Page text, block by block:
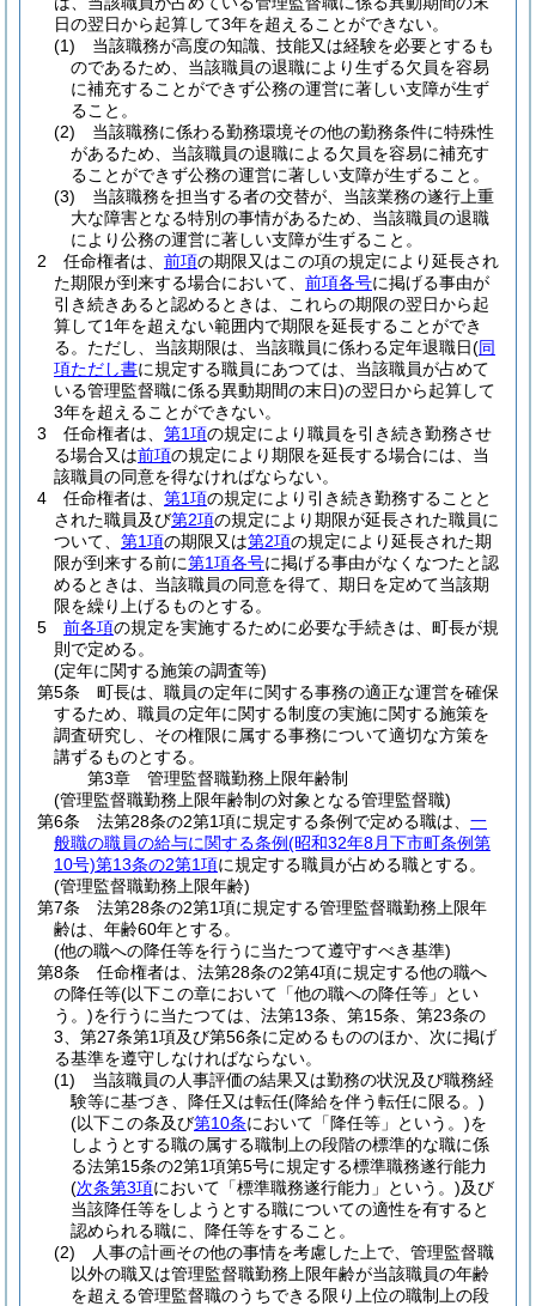
日の翌日から起算して3年を超えることができない。
(1)
当該職務が高度の知識、技能又は経験を必要とするも
のであるため、当該職員の退職により生ずる欠員を容易
に補充することができず公務の運営に著しい支障が生ず
ること。
(2)
当該職務に係わる勤務環境その他の勤務条件に特殊性
があるため、当該職員の退職による欠員を容易に補充す
ることができず公務の運営に著しい支障が生ずること。
(3)
当該職務を担当する者の交替が、当該業務の遂行上重
大な障害となる特別の事情があるため、当該職員の退職
により公務の運営に著しい支障が生ずること。
2
任命権者は、 前項の期限又はこの項の規定により延長され
た期限が到来する場合において、 前項各号に掲げる事由が
引き続きあると認めるときは、これらの期限の翌日から起
算して1年を超えない範囲内で期限を延長することができ
る。 ただし、当該期限は、当該職員に係わる定年退職日(同
項ただし書に規定する職員にあつては、当該職員が占めて
いる管理監督職に係る異動期間の末日)の翌日から起算して
3年を超えることができない。
3
任命権者は、 第1項の規定により職員を引き続き勤務させ
る場合又は前項の規定により期限を延長する場合には、当
該職員の同意を得なければならない。
4
任命権者は、 第1項の規定により引き続き勤務することと
された職員及び第2項の規定により期限が延長された職員に
ついて、 第1項の期限又は第2項の規定により延長された期
限が到来する前に第1項各号に掲げる事由がなくなつたと認
めるときは、当該職員の同意を得て、期日を定めて当該期
限を繰り上げるものとする。
5
前各項の規定を実施するために必要な手続きは、町長が規
則で定める。
(定年に関する施策の調査等)
第5条
町長は、職員の定年に関する事務の適正な運営を確保
するため、職員の定年に関する制度の実施に関する施策を
調査研究し、その権限に属する事務について適切な方策を
講ずるものとする。
第3章
管理監督職勤務上限年齢制
(管理監督職勤務上限年齢制の対象となる管理監督職)
第6条
法第28条の2第1項に規定する条例で定める職は、 一
般職の職員の給与に関する条例(昭和32年8月下市町条例第
10号)第13条の2第1項に規定する職員が占める職とする。
(管理監督職勤務上限年齢)
第7条
法第28条の2第1項に規定する管理監督職勤務上限年
齢は、年齢60年とする。
(他の職への降任等を行うに当たつて遵守すべき基準)
第8条
任命権者は、法第28条の2第4項に規定する他の職へ
の降任等(以下この章において「他の職への降任等」とい
う。)を行うに当たつては、法第13条、第15条、第23条の
3、第27条第1項及び第56条に定めるもののほか、次に掲げ
る基準を遵守しなければならない。
(1)
当該職員の人事評価の結果又は勤務の状況及び職務経
験等に基づき、降任又は転任(降給を伴う転任に限る。)
(以下この条及び第10条において「降任等」という。)を
しようとする職の属する職制上の段階の標準的な職に係
る法第15条の2第1項第5号に規定する標準職務遂行能力
(次条第3項において「標準職務遂行能力」という。)及び
当該降任等をしようとする職についての適性を有すると
認められる職に、降任等をすること。
(2)
人事の計画その他の事情を考慮した上で、管理監督職
以外の職又は管理監督職勤務上限年齢が当該職員の年齢
を超える管理監督職のうちできる限り上位の職制上の段